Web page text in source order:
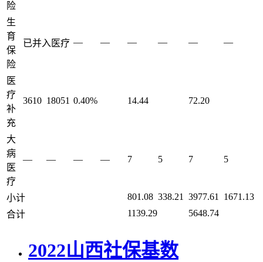
险
生
育
保
险
已并入医疗 — — — — — —
医
疗
补
充
3610 18051 0.40% 14.44 72.20
大
病
医
疗
— — — — 7 5 7 5
小计 801.08 338.21 3977.61
1671.13
合计
1139.29 5648.74
2022山西社保基数